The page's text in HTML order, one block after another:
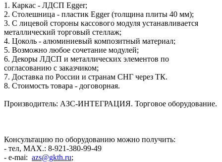
1. Каркас - ЛДСП Egger;
2. Столешница - пластик Egger (толщина плиты 40 мм);
3. С лицевой стороны кассового модуля устанавливается
металлический торговый стеллаж;
4. Цоколь - алюминиевый композитный материал;
5. Возможно любое сочетание модулей;
6. Декоры ЛДСП и металлических элементов по
согласованию с заказчиком;
7. Доставка по России и странам СНГ через ТК.
8. Стоимость товара - договорная.
Производитель: АЗС-ИНТЕГРАЦИЯ. Торговое оборудование.
Консультацию по оборудованию можно получить:
- тел, MAX.: 8-921-380-99-49
- e-mai: azs@gkth.ru;